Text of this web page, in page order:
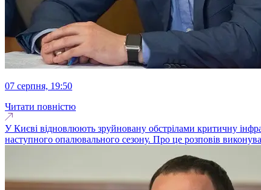
07 серпня, 19:50
Читати повністю
У Києві відновлюють зруйновану обстрілами критичну
наступного опалювального сезону. Про це розповів